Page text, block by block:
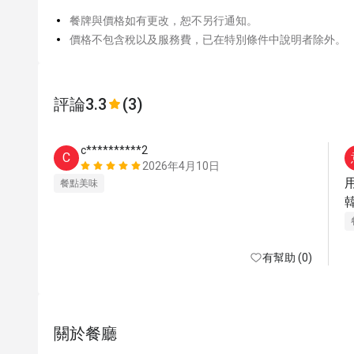
餐牌與價格如有更改，恕不另行通知。
價格不包含稅以及服務費，已在特別條件中說明者除外。
評論3.3 (3)
C
c**********2
2026年4月10日
餐點美味
有幫助 (0)
關於餐廳